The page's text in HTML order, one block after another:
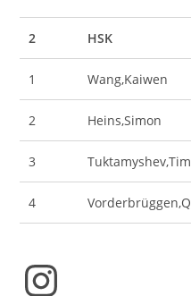
2 HSK
1 Wang,Kaiwen
2 Heins,Simon
3
4
Instagram